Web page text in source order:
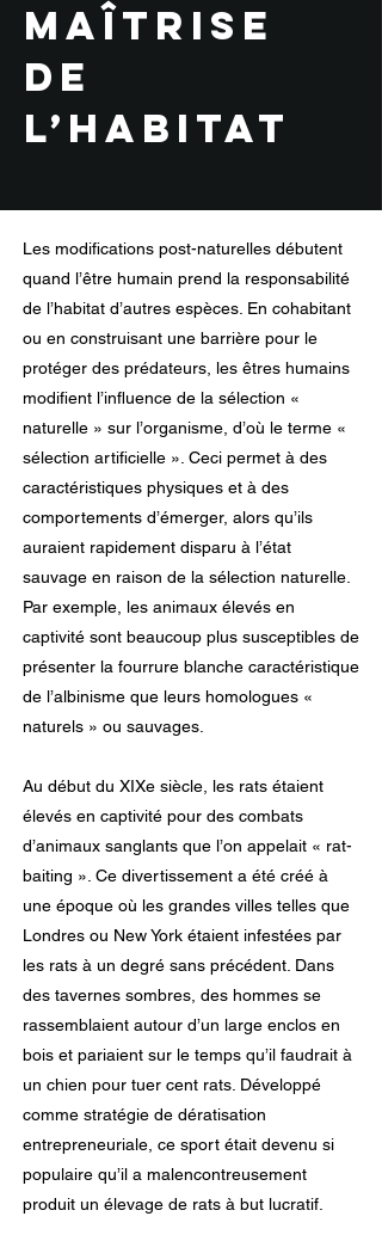
maîtrise
de
l’habitat
Les modifications post-naturelles débutent
quand l’être humain prend la responsabilité
de l’habitat d’autres espèces. En cohabitant
ou en construisant une barrière pour le
protéger des prédateurs, les êtres humains
modifient l’influence de la sélection «
naturelle » sur l’organisme, d’où le terme «
sélection artificielle ». Ceci permet à des
caractéristiques physiques et à des
comportements d’émerger, alors qu’ils
auraient rapidement disparu à l’état
sauvage en raison de la sélection naturelle.
Par exemple, les animaux élevés en
captivité sont beaucoup plus susceptibles de
présenter la fourrure blanche caractéristique
de l’albinisme que leurs homologues «
naturels » ou sauvages.
Au début du XIXe siècle, les rats étaient
élevés en captivité pour des combats
d’animaux sanglants que l’on appelait « rat-
baiting ». Ce divertissement a été créé à
une époque où les grandes villes telles que
Londres ou New York étaient infestées par
les rats à un degré sans précédent. Dans
des tavernes sombres, des hommes se
rassemblaient autour d’un large enclos en
bois et pariaient sur le temps qu’il faudrait à
un chien pour tuer cent rats. Développé
comme stratégie de dératisation
entrepreneuriale, ce sport était devenu si
populaire qu’il a malencontreusement
produit un élevage de rats à but lucratif.